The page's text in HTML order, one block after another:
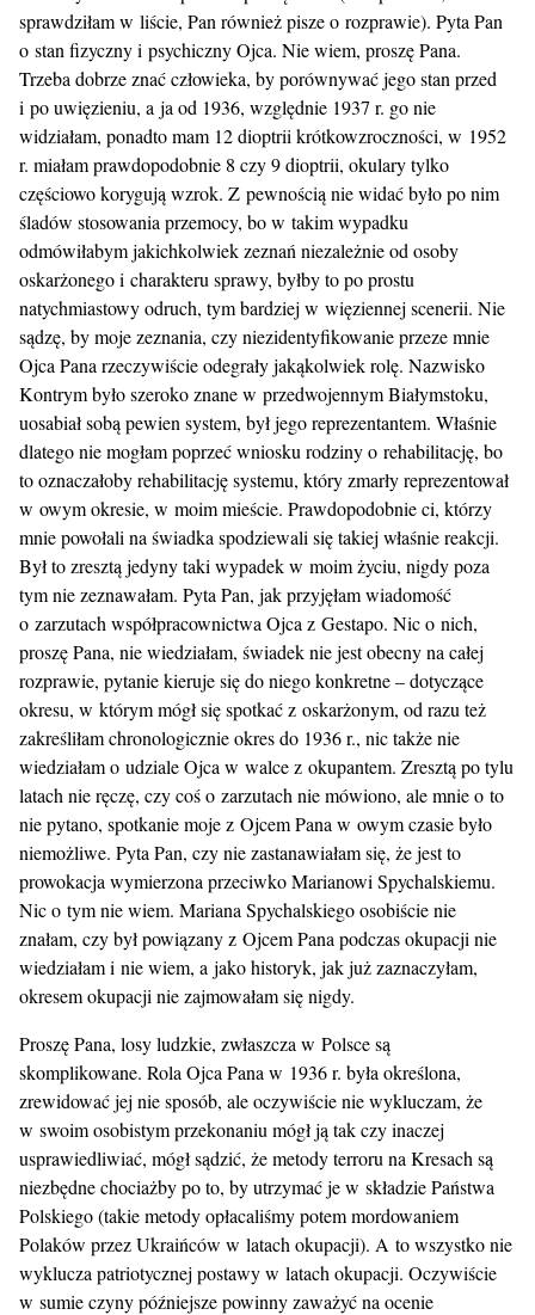
sprawdziłam w liście, Pan również pisze o rozprawie). Pyta Pan
o stan fizyczny i psychiczny Ojca. Nie wiem, proszę Pana.
Trzeba dobrze znać człowieka, by porównywać jego stan przed
i po uwięzieniu, a ja od 1936, względnie 1937 r. go nie
widziałam, ponadto mam 12 dioptrii krótkowzroczności, w 1952
r. miałam prawdopodobnie 8 czy 9 dioptrii, okulary tylko
częściowo korygują wzrok. Z pewnością nie widać było po nim
śladów stosowania przemocy, bo w takim wypadku
odmówiłabym jakichkolwiek zeznań niezależnie od osoby
oskarżonego i charakteru sprawy, byłby to po prostu
natychmiastowy odruch, tym bardziej w więziennej scenerii. Nie
sądzę, by moje zeznania, czy niezidentyfikowanie przeze mnie
Ojca Pana rzeczywiście odegrały jakąkolwiek rolę. Nazwisko
Kontrym było szeroko znane w przedwojennym Białymstoku,
uosabiał sobą pewien system, był jego reprezentantem. Właśnie
dlatego nie mogłam poprzeć wniosku rodziny o rehabilitację, bo
to oznaczałoby rehabilitację systemu, który zmarły reprezentował
w owym okresie, w moim mieście. Prawdopodobnie ci, którzy
mnie powołali na świadka spodziewali się takiej właśnie reakcji.
Był to zresztą jedyny taki wypadek w moim życiu, nigdy poza
tym nie zeznawałam. Pyta Pan, jak przyjęłam wiadomość
o zarzutach współpracownictwa Ojca z Gestapo. Nic o nich,
proszę Pana, nie wiedziałam, świadek nie jest obecny na całej
rozprawie, pytanie kieruje się do niego konkretne – dotyczące
okresu, w którym mógł się spotkać z oskarżonym, od razu też
zakreśliłam chronologicznie okres do 1936 r., nic także nie
wiedziałam o udziale Ojca w walce z okupantem. Zresztą po tylu
latach nie ręczę, czy coś o zarzutach nie mówiono, ale mnie o to
nie pytano, spotkanie moje z Ojcem Pana w owym czasie było
niemożliwe. Pyta Pan, czy nie zastanawiałam się, że jest to
prowokacja wymierzona przeciwko Marianowi Spychalskiemu.
Nic o tym nie wiem. Mariana Spychalskiego osobiście nie
znałam, czy był powiązany z Ojcem Pana podczas okupacji nie
wiedziałam i nie wiem, a jako historyk, jak już zaznaczyłam,
okresem okupacji nie zajmowałam się nigdy.
Proszę Pana, losy ludzkie, zwłaszcza w Polsce są
skomplikowane. Rola Ojca Pana w 1936 r. była określona,
zrewidować jej nie sposób, ale oczywiście nie wykluczam, że
w swoim osobistym przekonaniu mógł ją tak czy inaczej
usprawiedliwiać, mógł sądzić, że metody terroru na Kresach są
niezbędne chociażby po to, by utrzymać je w składzie Państwa
Polskiego (takie metody opłacaliśmy potem mordowaniem
Polaków przez Ukraińców w latach okupacji). A to wszystko nie
wyklucza patriotycznej postawy w latach okupacji. Oczywiście
w sumie czyny późniejsze powinny zaważyć na ocenie